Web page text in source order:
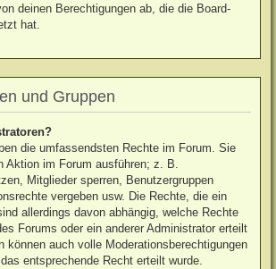
deinen Berechtigungen ab, die die Board-
hat.
und Gruppen
die umfassendsten Rechte im Forum. Sie
Aktion im Forum ausführen; z. B.
Mitglieder sperren, Benutzergruppen
vergeben usw. Die Rechte, die ein
allerdings davon abhängig, welche Rechte
Forums oder ein anderer Administrator erteilt
können auch volle Moderationsberechtigungen
entsprechende Recht erteilt wurde.